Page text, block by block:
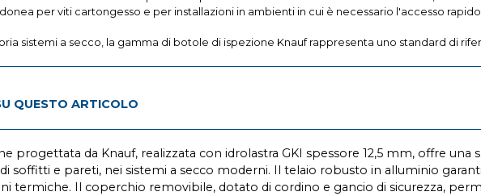
per viti cartongesso e per installazioni in ambienti in cui è necessario l'accesso
sistemi a secco, la gamma di botole di ispezione Knauf rappresenta uno standard di
QUESTO ARTICOLO
progettata da Knauf, realizzata con idrolastra GKI spessore 12,5 mm, offre
soffitti e pareti, nei sistemi a secco moderni. Il telaio robusto in alluminio
termiche. Il coperchio removibile, dotato di cordino e gancio di sicurezza,